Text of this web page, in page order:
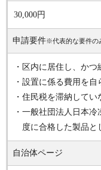
30,000円
申請要件※代表的な要件の
・区内に居住し、か
・設置に係る費用を
・住民税を滞納してい
・一般社団法人日本
度に合格した製品と
自治体ページ